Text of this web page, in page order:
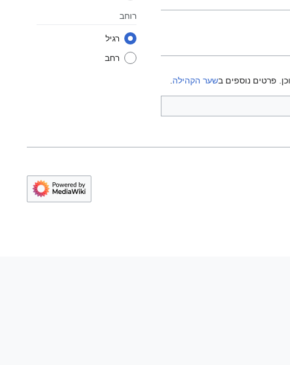
רוחב
רגיל
רחב
פרטים נוספים בשער הקהילה